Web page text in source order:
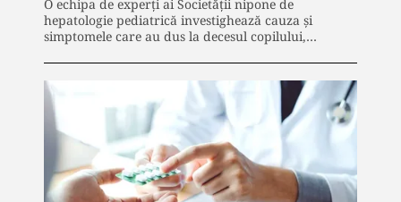
O echipa de experți ai Societății nipone de
hepatologie pediatrică investighează cauza și
simptomele care au dus la decesul copilului,…